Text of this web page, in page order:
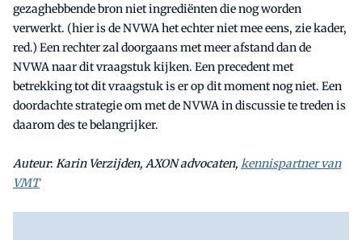
gezaghebbende bron niet ingrediënten die nog worden
verwerkt. (hier is de NVWA het echter niet mee eens, zie kader,
red.) Een rechter zal doorgaans met meer afstand dan de
NVWA naar dit vraagstuk kijken. Een precedent met
betrekking tot dit vraagstuk is er op dit moment nog niet. Een
doordachte strategie om met de NVWA in discussie te treden is
daarom des te belangrijker.
Auteur: Karin Verzijden, AXON advocaten, kennispartner van
VMT